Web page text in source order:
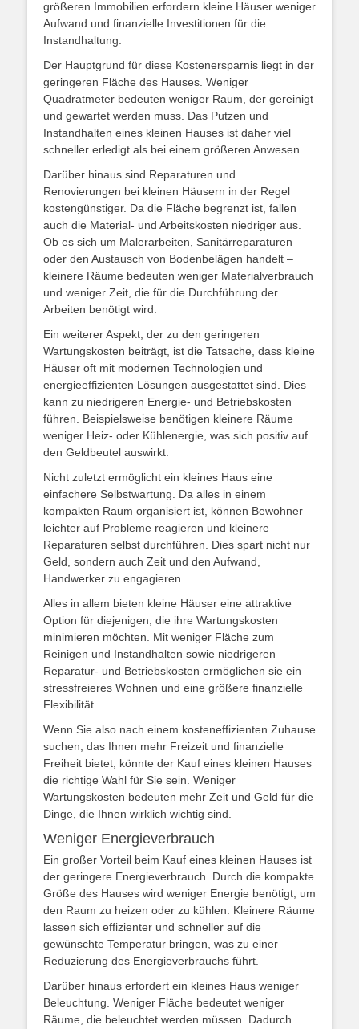
größeren Immobilien erfordern kleine Häuser weniger
Aufwand und finanzielle Investitionen für die
Instandhaltung.
Der Hauptgrund für diese Kostenersparnis liegt in der
geringeren Fläche des Hauses. Weniger
Quadratmeter bedeuten weniger Raum, der gereinigt
und gewartet werden muss. Das Putzen und
Instandhalten eines kleinen Hauses ist daher viel
schneller erledigt als bei einem größeren Anwesen.
Darüber hinaus sind Reparaturen und
Renovierungen bei kleinen Häusern in der Regel
kostengünstiger. Da die Fläche begrenzt ist, fallen
auch die Material- und Arbeitskosten niedriger aus.
Ob es sich um Malerarbeiten, Sanitärreparaturen
oder den Austausch von Bodenbelägen handelt –
kleinere Räume bedeuten weniger Materialverbrauch
und weniger Zeit, die für die Durchführung der
Arbeiten benötigt wird.
Ein weiterer Aspekt, der zu den geringeren
Wartungskosten beiträgt, ist die Tatsache, dass kleine
Häuser oft mit modernen Technologien und
energieeffizienten Lösungen ausgestattet sind. Dies
kann zu niedrigeren Energie- und Betriebskosten
führen. Beispielsweise benötigen kleinere Räume
weniger Heiz- oder Kühlenergie, was sich positiv auf
den Geldbeutel auswirkt.
Nicht zuletzt ermöglicht ein kleines Haus eine
einfachere Selbstwartung. Da alles in einem
kompakten Raum organisiert ist, können Bewohner
leichter auf Probleme reagieren und kleinere
Reparaturen selbst durchführen. Dies spart nicht nur
Geld, sondern auch Zeit und den Aufwand,
Handwerker zu engagieren.
Alles in allem bieten kleine Häuser eine attraktive
Option für diejenigen, die ihre Wartungskosten
minimieren möchten. Mit weniger Fläche zum
Reinigen und Instandhalten sowie niedrigeren
Reparatur- und Betriebskosten ermöglichen sie ein
stressfreieres Wohnen und eine größere finanzielle
Flexibilität.
Wenn Sie also nach einem kosteneffizienten Zuhause
suchen, das Ihnen mehr Freizeit und finanzielle
Freiheit bietet, könnte der Kauf eines kleinen Hauses
die richtige Wahl für Sie sein. Weniger
Wartungskosten bedeuten mehr Zeit und Geld für die
Dinge, die Ihnen wirklich wichtig sind.
Weniger Energieverbrauch
Ein großer Vorteil beim Kauf eines kleinen Hauses ist
der geringere Energieverbrauch. Durch die kompakte
Größe des Hauses wird weniger Energie benötigt, um
den Raum zu heizen oder zu kühlen. Kleinere Räume
lassen sich effizienter und schneller auf die
gewünschte Temperatur bringen, was zu einer
Reduzierung des Energieverbrauchs führt.
Darüber hinaus erfordert ein kleines Haus weniger
Beleuchtung. Weniger Fläche bedeutet weniger
Räume, die beleuchtet werden müssen. Dadurch